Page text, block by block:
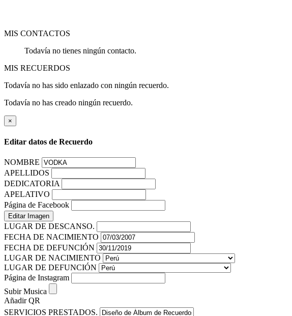
MIS CONTACTOS
Todavía no tienes ningún contacto.
MIS RECUERDOS
Todavía no has sido enlazado con ningún recuerdo.
Todavía no has creado ningún recuerdo.
×
Editar datos de Recuerdo
NOMBRE
APELLIDOS
DEDICATORIA
APELATIVO
Página de Facebook
Editar Imagen
LUGAR DE DESCANSO.
FECHA DE NACIMIENTO
FECHA DE DEFUNCIÓN
LUGAR DE NACIMIENTO
LUGAR DE DEFUNCIÓN
Página de Instagram
Subir Musica
Añadir QR
SERVICIOS PRESTADOS.